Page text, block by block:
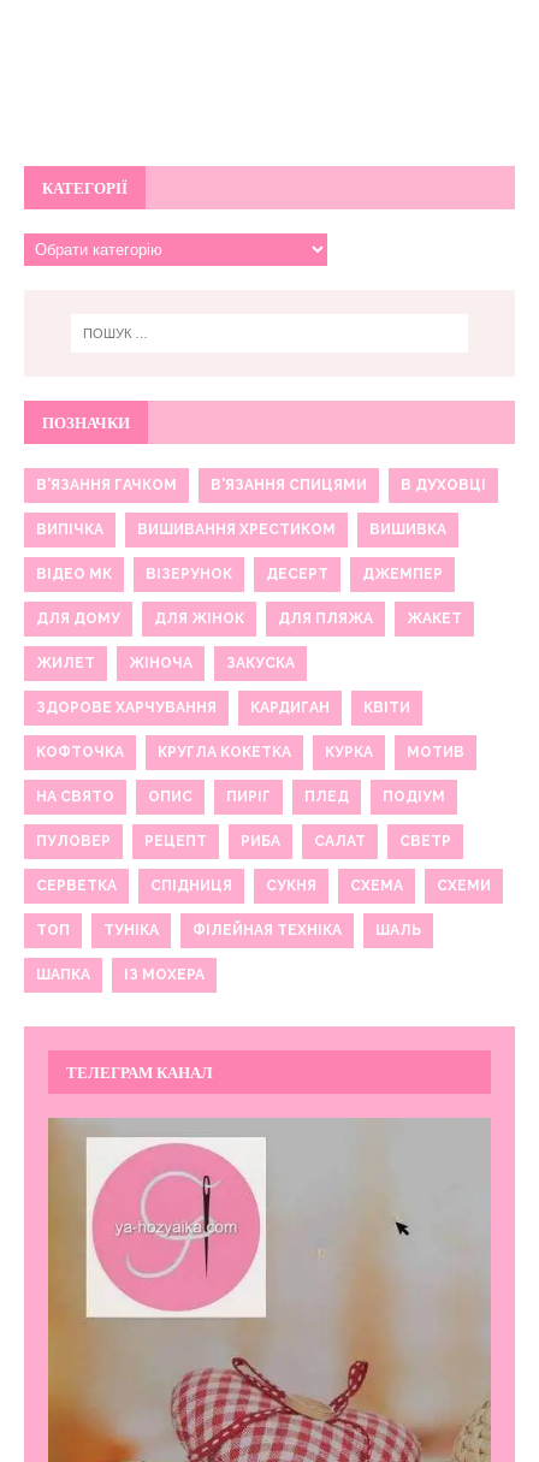
КАТЕГОРІЇ
ПОЗНАЧКИ
В'ЯЗАННЯ ГАЧКОМ В'ЯЗАННЯ СПИЦЯМИ В ДУХОВЦІ
ВИПІЧКА ВИШИВАННЯ ХРЕСТИКОМ ВИШИВКА
ВІДЕО МК ВІЗЕРУНОК ДЕСЕРТ ДЖЕМПЕР
ДЛЯ ДОМУ ДЛЯ ЖІНОК ДЛЯ ПЛЯЖА ЖАКЕТ
ЖИЛЕТ ЖІНОЧА ЗАКУСКА
ЗДОРОВЕ ХАРЧУВАННЯ КАРДИГАН КВІТИ
КОФТОЧКА КРУГЛА КОКЕТКА КУРКА МОТИВ
НА СВЯТО ОПИС ПИРІГ ПЛЕД ПОДІУМ
ПУЛОВЕР РЕЦЕПТ РИБА САЛАТ СВЕТР
СЕРВЕТКА СПІДНИЦЯ СУКНЯ СХЕМА СХЕМИ
ТОП ТУНІКА ФІЛЕЙНАЯ ТЕХНІКА ШАЛЬ
ШАПКА ІЗ МОХЕРА
ТЕЛЕГРАМ КАНАЛ